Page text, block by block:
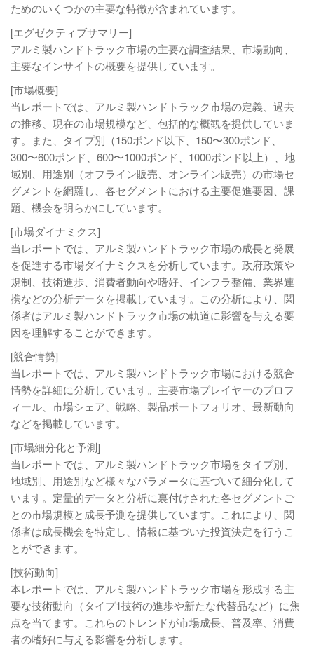
ためのいくつかの主要な特徴が含まれています。
[エグゼクティブサマリー]
アルミ製ハンドトラック市場の主要な調査結果、市場動向、
主要なインサイトの概要を提供しています。
[市場概要]
当レポートでは、アルミ製ハンドトラック市場の定義、過去
の推移、現在の市場規模など、包括的な概観を提供していま
す。また、タイプ別（150ポンド以下、150〜300ポンド、
300〜600ポンド、600〜1000ポンド、1000ポンド以上）、地
域別、用途別（オフライン販売、オンライン販売）の市場セ
グメントを網羅し、各セグメントにおける主要促進要因、課
題、機会を明らかにしています。
[市場ダイナミクス]
当レポートでは、アルミ製ハンドトラック市場の成長と発展
を促進する市場ダイナミクスを分析しています。政府政策や
規制、技術進歩、消費者動向や嗜好、インフラ整備、業界連
携などの分析データを掲載しています。この分析により、関
係者はアルミ製ハンドトラック市場の軌道に影響を与える要
因を理解することができます。
[競合情勢]
当レポートでは、アルミ製ハンドトラック市場における競合
情勢を詳細に分析しています。主要市場プレイヤーのプロフ
ィール、市場シェア、戦略、製品ポートフォリオ、最新動向
などを掲載しています。
[市場細分化と予測]
当レポートでは、アルミ製ハンドトラック市場をタイプ別、
地域別、用途別など様々なパラメータに基づいて細分化して
います。定量的データと分析に裏付けされた各セグメントご
との市場規模と成長予測を提供しています。これにより、関
係者は成長機会を特定し、情報に基づいた投資決定を行うこ
とができます。
[技術動向]
本レポートでは、アルミ製ハンドトラック市場を形成する主
要な技術動向（タイプ1技術の進歩や新たな代替品など）に焦
点を当てます。これらのトレンドが市場成長、普及率、消費
者の嗜好に与える影響を分析します。